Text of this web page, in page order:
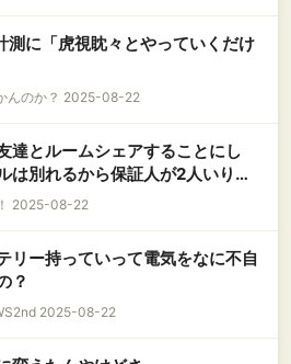
測に「虎視眈々とやっていくだけ
んのか？ 2025-08-22
達とルームシェアすることにし
は別れるから保証人が2人いりま
らんの？」不動産「まぁ…」 →
2025-08-22
リー持っていって電気をなに不自
？
2025-08-22